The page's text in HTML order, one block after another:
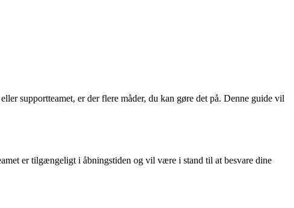
supportteamet, er der flere måder, du kan gøre det på. Denne guide vil
er tilgængeligt i åbningstiden og vil være i stand til at besvare dine